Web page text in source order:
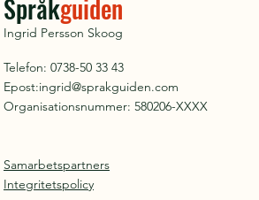
Språkguiden
Ingrid Persson Skoog
Telefon: 0738-50 33 43
Epost:ingrid@sprakguiden.com
Organisationsnummer: 580206-XXXX
Samarbetspartners
Integritetspolicy